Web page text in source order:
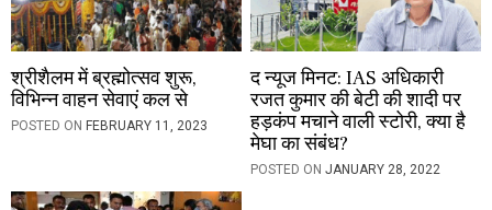
श्रीशैलम में ब्रह्मोत्सव शुरू,
विभिन्न वाहन सेवाएं कल से
POSTED ON FEBRUARY 11, 2023
द न्यूज मिनट: IAS अधिकारी
रजत कुमार की बेटी की शादी पर
हड़कंप मचाने वाली स्टोरी, क्या है
मेघा का संबंध?
POSTED ONJANUARY 28, 2022